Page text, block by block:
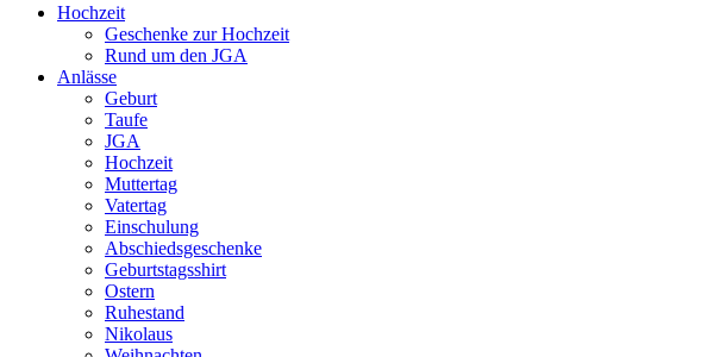
Hochzeit
Geschenke zur Hochzeit
Rund um den JGA
Anlässe
Geburt
Taufe
JGA
Hochzeit
Muttertag
Vatertag
Einschulung
Abschiedsgeschenke
Geburtstagsshirt
Ostern
Ruhestand
Nikolaus